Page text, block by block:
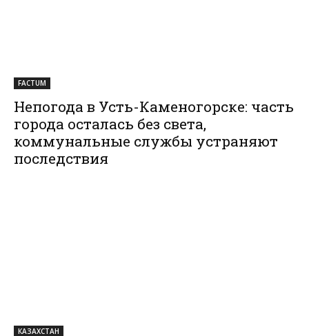
FACTUM
Непогода в Усть-Каменогорске: часть
города осталась без света,
коммунальные службы устраняют
последствия
КАЗАХСТАН